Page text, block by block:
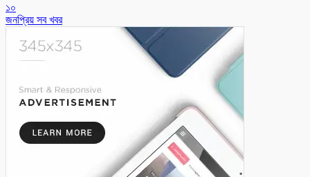
১০
জনপ্রিয় সব খবর